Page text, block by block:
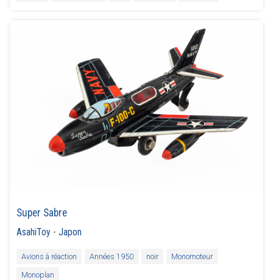
Super Sabre
AsahiToy -Japon
Avions à réaction Années 1950 noir
Monomoteur
Monoplan